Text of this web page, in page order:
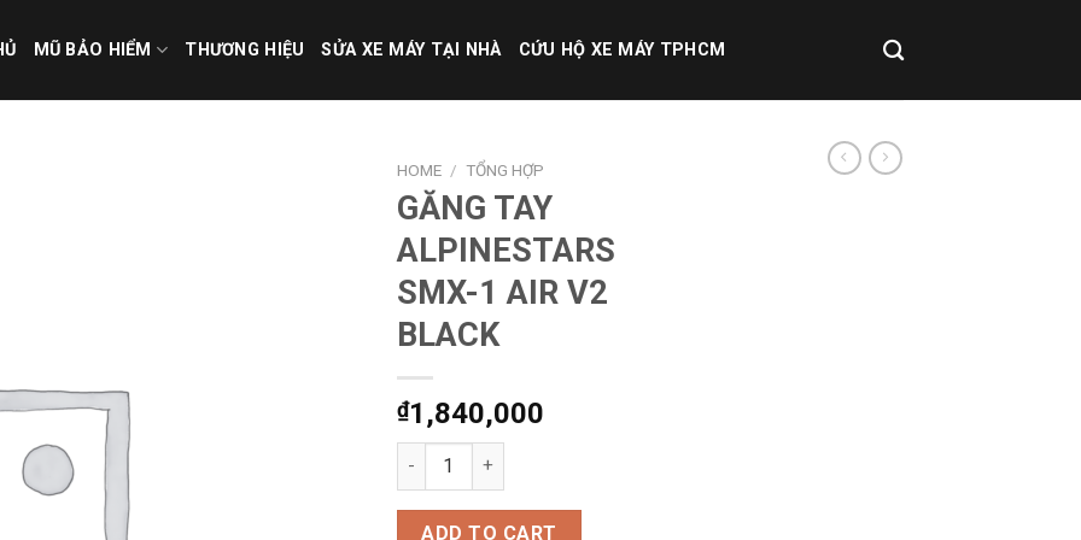
MŨ BẢO HIỂM THƯƠNG HIỆU SỬA XE MÁY TẠI NHÀ CỨU HỘ XE MÁY TPHCM
HOME / TỔNG HỢP
GĂNG TAY
ALPINESTARS
SMX-1 AIR V2
BLACK
₫1,840,000
GĂNG TAY ALPINESTARS SMX-1 AIR V2 BLACK quantity
ADD TO CART